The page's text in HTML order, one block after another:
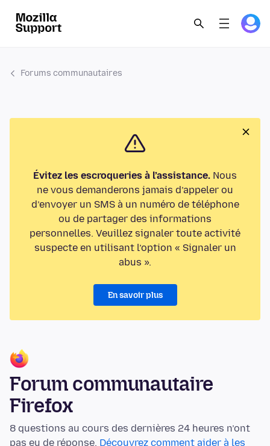
Forums communautaires
Évitez les escroqueries à l’assistance. Nous
ne vous demanderons jamais d’appeler ou
d’envoyer un SMS à un numéro de téléphone
ou de partager des informations
personnelles. Veuillez signaler toute activité
suspecte en utilisant l’option « Signaler un
abus ».
En savoir plus
Forum communautaire
Firefox
8 questions au cours des dernières 24 heures n’ont
pas eu de réponse. Découvrez comment aider à les